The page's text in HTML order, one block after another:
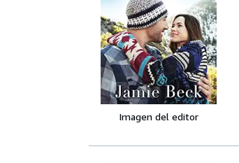
Imagen del editor